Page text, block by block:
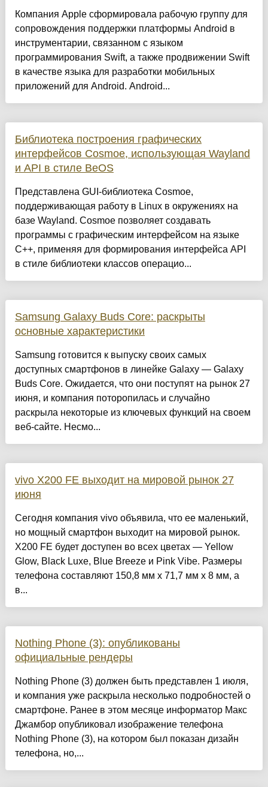
Компания Apple сформировала рабочую группу для
сопровождения поддержки платформы Android в
инструментарии, связанном с языком
программирования Swift, а также продвижении Swift
в качестве языка для разработки мобильных
приложений для Android. Android...
Библиотека построения графических
интерфейсов Cosmoe, использующая Wayland
и API в стиле BeOS
Представлена GUI-библиотека Cosmoe,
поддерживающая работу в Linux в окружениях на
базе Wayland. Cosmoe позволяет создавать
программы с графическим интерфейсом на языке
C++, применяя для формирования интерфейса API
в стиле библиотеки классов операцио...
Samsung Galaxy Buds Core: раскрыты
основные характеристики
Samsung готовится к выпуску своих самых
доступных смартфонов в линейке Galaxy — Galaxy
Buds Core. Ожидается, что они поступят на рынок 27
июня, и компания поторопилась и случайно
раскрыла некоторые из ключевых функций на своем
веб-сайте. Несмо...
vivo X200 FE выходит на мировой рынок 27
июня
Сегодня компания vivo объявила, что ее маленький,
но мощный смартфон выходит на мировой рынок.
X200 FE будет доступен во всех цветах — Yellow
Glow, Black Luxe, Blue Breeze и Pink Vibe. Размеры
телефона составляют 150,8 мм x 71,7 мм x 8 мм, а
в...
Nothing Phone (3): опубликованы
официальные рендеры
Nothing Phone (3) должен быть представлен 1 июля,
и компания уже раскрыла несколько подробностей о
смартфоне. Ранее в этом месяце информатор Макс
Джамбор опубликовал изображение телефона
Nothing Phone (3), на котором был показан дизайн
телефона, но,...